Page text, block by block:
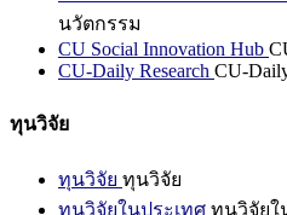
นวัตกรรม
CU Social Innovation Hub
CU-Daily Research CU-
ทุนวิจัย
ทุนวิจัย ทุนวิจัย
ทุนวิจัยในประเทศ ทุนวิจัยใ